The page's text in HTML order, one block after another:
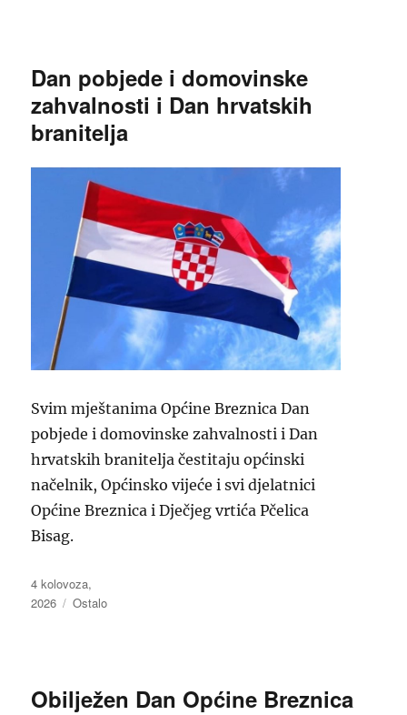
Dan pobjede i domovinske
zahvalnosti i Dan hrvatskih
branitelja
Svim mještanima Općine Breznica Dan
pobjede i domovinske zahvalnosti i Dan
hrvatskih branitelja čestitaju općinski
načelnik, Općinsko vijeće i svi djelatnici
Općine Breznica i Dječjeg vrtića Pčelica
Bisag.
Objavljeno
dana
4 kolovoza,
2026
Kategorije
Ostalo
Obilježen Dan Općine Breznica